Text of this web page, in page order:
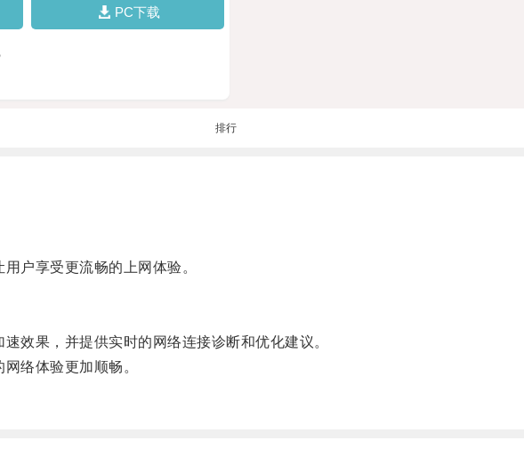
PC下载
排行
户享受更流畅的上网体验。
果，并提供实时的网络连接诊断和优化建议。
络体验更加顺畅。